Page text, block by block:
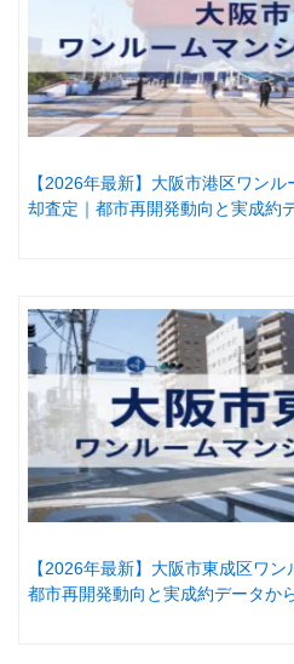
【2026年最新】大阪市港区ワン
却査定｜都市再開発動向と実成約
【2026年最新】大阪市東成区ワ
都市再開発動向と実成約データか